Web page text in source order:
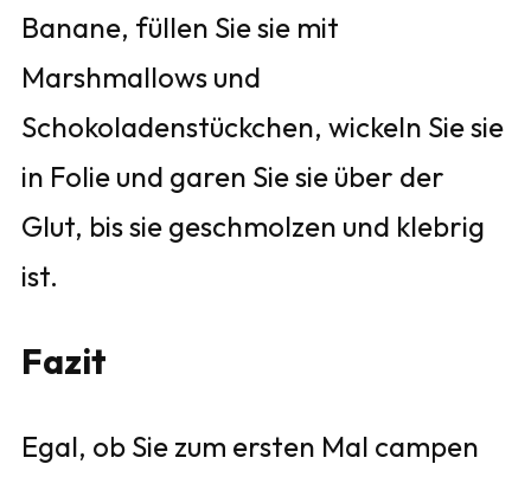
Banane, füllen Sie sie mit
Marshmallows und
Schokoladenstückchen, wickeln Sie sie
in Folie und garen Sie sie über der
Glut, bis sie geschmolzen und klebrig
ist.
Fazit
Egal, ob Sie zum ersten Mal campen